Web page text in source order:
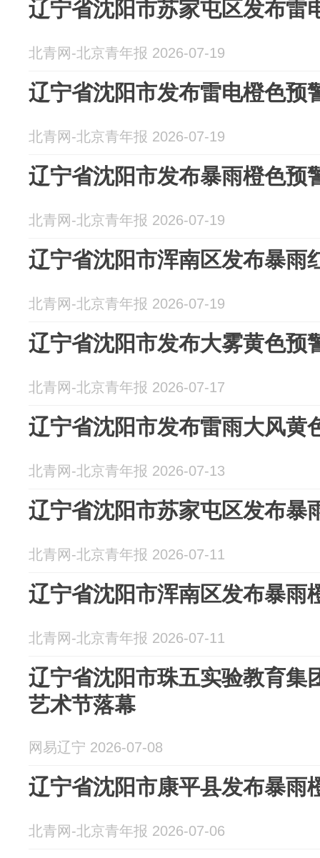
辽宁省沈阳市苏家屯区发布雷
北青网-北京青年报 2026-07-19
辽宁省沈阳市发布雷电橙色预
北青网-北京青年报 2026-07-19
辽宁省沈阳市发布暴雨橙色预
北青网-北京青年报 2026-07-19
辽宁省沈阳市浑南区发布暴雨
北青网-北京青年报 2026-07-19
辽宁省沈阳市发布大雾黄色预
北青网-北京青年报 2026-07-17
辽宁省沈阳市发布雷雨大风黄
北青网-北京青年报 2026-07-13
辽宁省沈阳市苏家屯区发布暴
北青网-北京青年报 2026-07-11
辽宁省沈阳市浑南区发布暴雨
北青网-北京青年报 2026-07-11
辽宁省沈阳市珠五实验教育集
艺术节落幕
网易辽宁 2026-07-08
辽宁省沈阳市康平县发布暴雨
北青网-北京青年报 2026-07-06